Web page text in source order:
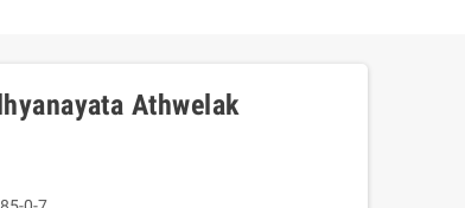
Athwelak